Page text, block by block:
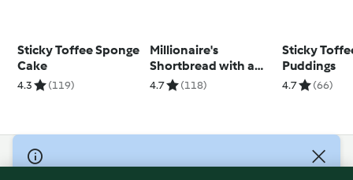
Sticky Toffee Sponge
Cake
4.3 (119)
Millionaire's
Shortbread with a
Twist
4.7 (118)
Sticky
Puddings
4.7 (66)
© Copyright 2026